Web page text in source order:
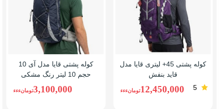
کوله پشتی 45+ لیتری قایا مدل
قاید بنفش
5
12,450,000تومانءءء
کوله پشتی قایا مدل آی 10
حجم 10 لیتر رنگ مشکی
3,100,000تومانءءء